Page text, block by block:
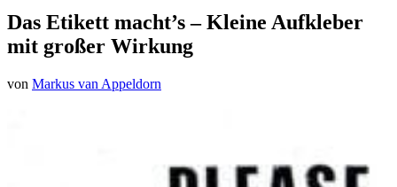
Das Etikett macht’s – Kleine Aufkleber
mit großer Wirkung
von Markus van Appeldorn